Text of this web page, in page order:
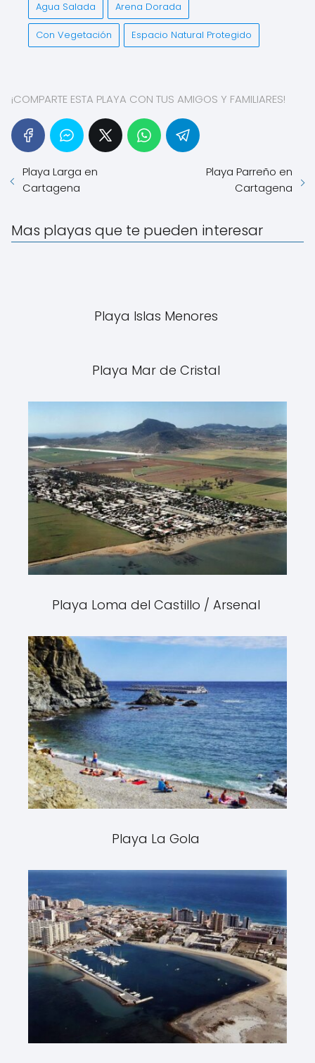
Agua Salada Arena Dorada
Con Vegetación Espacio Natural Protegido
¡COMPARTE ESTA PLAYA CON TUS AMIGOS Y FAMILIARES!
Playa Larga en
Cartagena
Playa Parreño en
Cartagena
Mas playas que te pueden interesar
Playa Islas Menores
Playa Mar de Cristal
Playa Loma del Castillo / Arsenal
Playa La Gola